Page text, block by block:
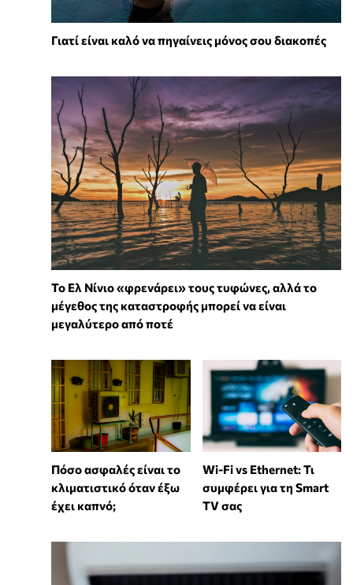
Γιατί είναι καλό να πηγαίνεις μόνος σου διακοπές
Το Ελ Νίνιο «φρενάρει» τους τυφώνες, αλλά το
μέγεθος της καταστροφής μπορεί να είναι
μεγαλύτερο από ποτέ
Πόσο ασφαλές είναι το
κλιματιστικό όταν έξω
έχει καπνό;
Wi-Fi vs Ethernet: Τι
συμφέρει για τη Smart
TV σας